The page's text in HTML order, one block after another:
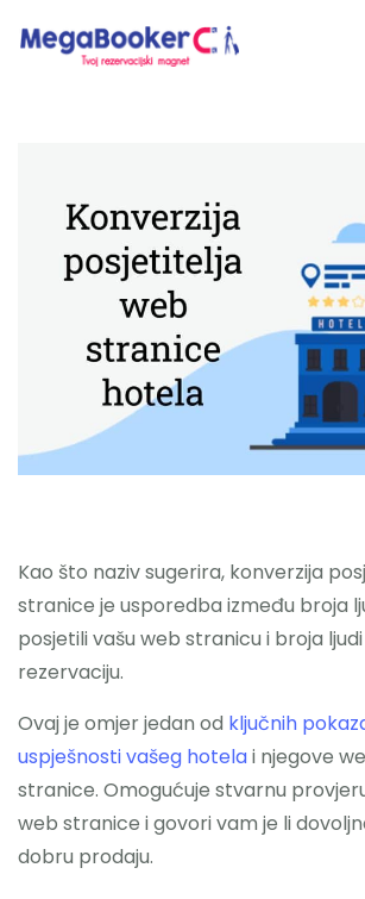
Tehnologija Za
Cijene
Akademija
Hotel Audit
Nazovite
Kao što naziv sugerira, konverzija
stranice je usporedba između broja
posjetili vašu web stranicu i broja ljudi
rezervaciju.
Ovaj je omjer jedan od ključnih
uspješnosti vašeg hotelai njegove
stranice. Omogućuje stvarnu
web stranice i govori vam je li
dobru prodaju.